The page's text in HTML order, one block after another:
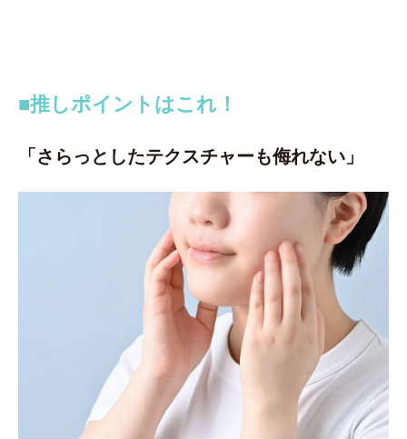
■推しポイントはこれ！
「さらっとしたテクスチャーも侮れない」